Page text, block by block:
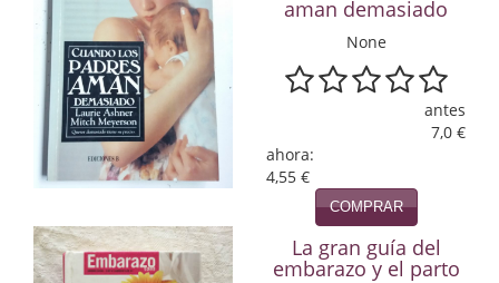
Literatura fantástica
Literatura hispanoamericana
Local
Mafia y espionaje
Medicina
aman demasiado
None
antes
7,0 €
ahora:
4,55 €
COMPRAR
La gran guía del
embarazo y el parto